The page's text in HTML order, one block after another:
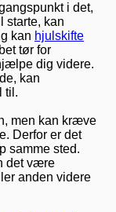
i det,
starte, kan
kan hjulskifte
tør for
dig videre.
kan
til.
men kan kræve
Derfor er det
samme sted.
det være
anden videre